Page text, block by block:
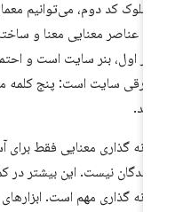
بلوک کد دوم، می‌توانیم
عناصر معنایی معنا و ساختار
اول، بنر سایت است و احتمالاً
سایت است: پنج کلمه
گذاری معنایی فقط برای
نیست. این بیشتر در کمک
گذاری مهم است. ابزارهای